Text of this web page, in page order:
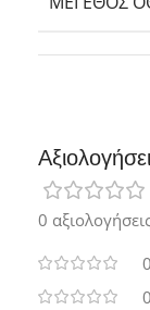
0
0
0